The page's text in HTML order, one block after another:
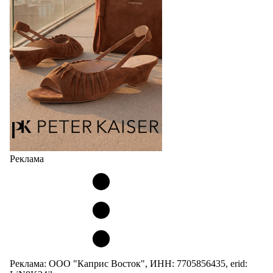
сникерины (гибридный вариант балеток и
кроссовок обтекаемой формы и с тонкой подошвой).
Но в модели Miu Miu Bubble присутствует еще и…
05.08.2026 3925
Реклама
Реклама: ООО "Каприс Восток", ИНН: 7705856435, erid: